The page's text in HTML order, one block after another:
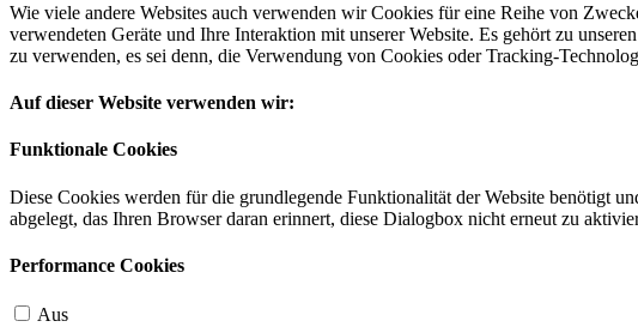
Wie viele andere Websites auch verwenden wir Cookies für eine Reihe von
verwendeten Geräte und Ihre Interaktion mit unserer Website. Es gehört zu
zu verwenden, es sei denn, die Verwendung von Cookies oder Tracking-
Auf dieser Website verwenden wir:
Funktionale Cookies
Diese Cookies werden für die grundlegende Funktionalität der Website benötigt
abgelegt, das Ihren Browser daran erinnert, diese Dialogbox nicht erneut zu
Performance Cookies
Aus